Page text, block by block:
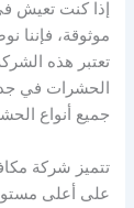
إذا كنت تعيش
موثوقة، فإننا
تعتبر هذه
الحشرات في
جميع أنواع
تتميز شركة
على أعلى